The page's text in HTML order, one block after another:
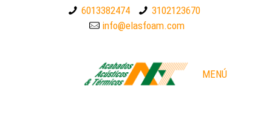
6013382474
3102123670
info@elasfoam.com
MENÚ